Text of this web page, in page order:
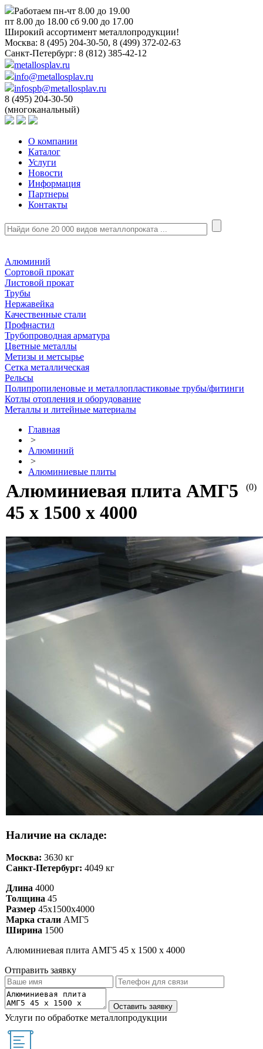
Работаем пн-чт 8.00 до 19.00
пт 8.00 до 18.00 сб 9.00 до 17.00
Широкий ассортимент металлопродукции!
Москва: 8 (495) 204-30-50, 8 (499) 372-02-63
Санкт-Петербург: 8 (812) 385-42-12
metallosplav.ru
info@metallosplav.ru
infospb@metallosplav.ru
8 (495) 204-30-50
(многоканальный)
О компании
Каталог
Услуги
Новости
Информация
Партнеры
Контакты
Алюминий
Сортовой прокат
Листовой прокат
Трубы
Нержавейка
Качественные стали
Профнастил
Трубопроводная арматура
Цветные металлы
Метизы и метсырье
Сетка металлическая
Рельсы
Полипропиленовые и металлопластиковые трубы/фитинги
Котлы отопления и оборудование
Металлы и литейные материалы
Главная
>
Алюминий
>
Алюминиевые плиты
(0)
Алюминиевая плита АМГ5
45 х 1500 х 4000
Наличие на складе:
Москва: 3630 кг
Санкт-Петербург: 4049 кг
Длина 4000
Толщина 45
Размер 45х1500х4000
Марка стали АМГ5
Ширина 1500
Алюминиевая плита АМГ5 45 х 1500 х 4000
Отправить заявку
Услуги по обработке металлопродукции